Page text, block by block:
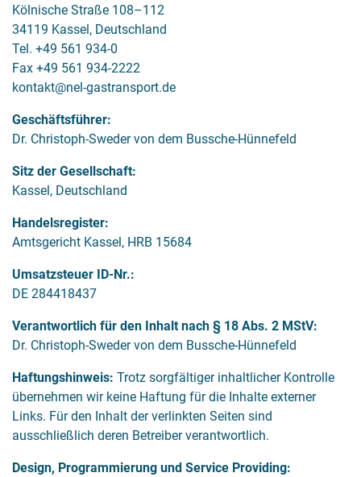
Kölnische Straße 108–112
34119 Kassel, Deutschland
Tel. +49 561 934-0
Fax +49 561 934-2222
kontakt@nel-gastransport.de
Geschäftsführer:
Dr. Christoph-Sweder von dem Bussche-Hünnefeld
Sitz der Gesellschaft:
Kassel, Deutschland
Handelsregister:
Amtsgericht Kassel, HRB 15684
Umsatzsteuer ID-Nr.:
DE 284418437
Verantwortlich für den Inhalt nach § 18 Abs. 2 MStV:
Dr. Christoph-Sweder von dem Bussche-Hünnefeld
Haftungshinweis: Trotz sorgfältiger inhaltlicher Kontrolle
übernehmen wir keine Haftung für die Inhalte externer
Links. Für den Inhalt der verlinkten Seiten sind
ausschließlich deren Betreiber verantwortlich.
Design, Programmierung und Service Providing: